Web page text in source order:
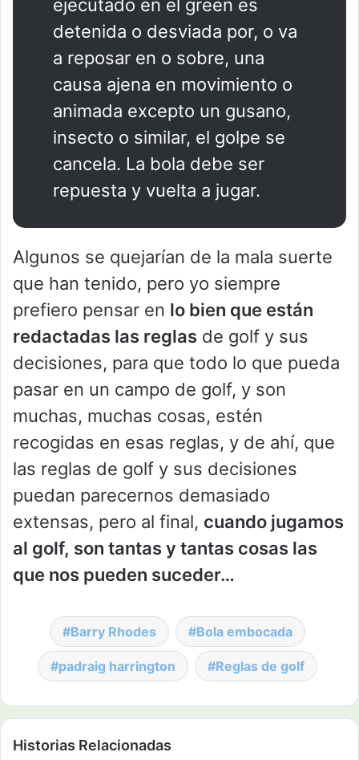
ejecutado en el green es
detenida o desviada por, o va
a reposar en o sobre, una
causa ajena en movimiento o
animada excepto un gusano,
insecto o similar, el golpe se
cancela. La bola debe ser
repuesta y vuelta a jugar.
Algunos se quejarían de la mala suerte
que han tenido, pero yo siempre
prefiero pensar en lo bien que están
redactadas las reglas de golf y sus
decisiones, para que todo lo que pueda
pasar en un campo de golf, y son
muchas, muchas cosas, estén
recogidas en esas reglas, y de ahí, que
las reglas de golf y sus decisiones
puedan parecernos demasiado
extensas, pero al final, cuando jugamos
al golf, son tantas y tantas cosas las
que nos pueden suceder…
Barry Rhodes Bola embocada
padraig harrington Reglas de golf
Historias Relacionadas